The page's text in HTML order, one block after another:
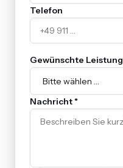
Telefon
Gewünschte Leistung
Nachricht *